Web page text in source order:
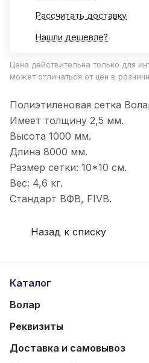
Рассчитать доставку
Нашли дешевле?
Цена действительна только для
может отличаться от цен в
Полиэтиленовая сетка
Имеет толщину 2,5 мм.
Высота 1000 мм.
Длина 8000 мм.
Размер сетки: 10*10 см.
Вес: 4,6 кг.
Стандарт ВФВ, FIVB.
Назад к списку
Каталог
Волар
Реквизиты
Доставка и самовывоз